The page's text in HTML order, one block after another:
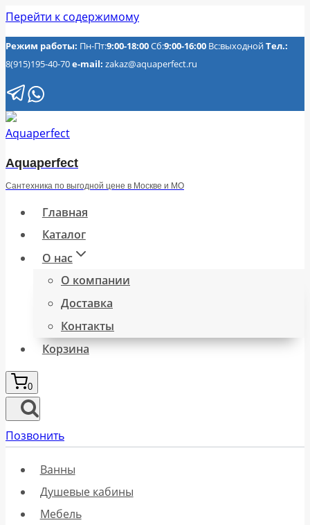
Перейти к содержимому
Режим работы: Пн-Пт:9:00-18:00Сб:9:00-16:00 Вс:выходнойТел.:
8(915)195-40-70e-mail: zakaz@aquaperfect.ru
Aquaperfect
Сантехника по выгодной цене в Москве и МО
Главная
Каталог
О нас
О компании
Доставка
Контакты
Корзина
0
Позвонить
Ванны
Душевые кабины
Мебель